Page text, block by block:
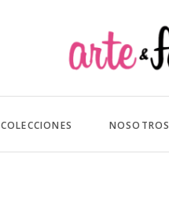
COLECCIONES NOSOTROS